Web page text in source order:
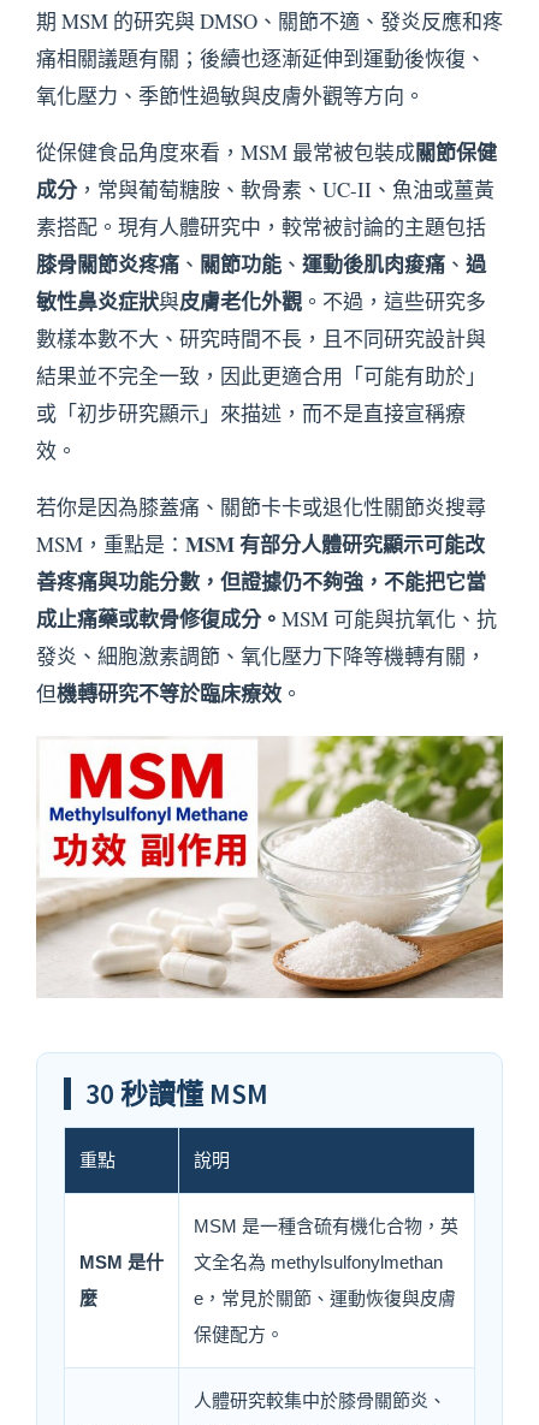
期 MSM 的研究與 DMSO、關節不適、發炎反應和疼
痛相關議題有關；後續也逐漸延伸到運動後恢復、
氧化壓力、季節性過敏與皮膚外觀等方向。
從保健食品角度來看，MSM 最常被包裝成關節保健
成分，常與葡萄糖胺、軟骨素、UC-II、魚油或薑黃
素搭配。現有人體研究中，較常被討論的主題包括
膝骨關節炎疼痛 、 關節功能 、 運動後肌肉痠痛 、 過
敏性鼻炎症狀與皮膚老化外觀 。不過，這些研究多
數樣本數不大、研究時間不長，且不同研究設計與
結果並不完全一致，因此更適合用「可能有助於」
或「初步研究顯示」來描述，而不是直接宣稱療
效。
若你是因為膝蓋痛、關節卡卡或退化性關節炎搜尋
MSM，重點是： MSM 有部分人體研究顯示可能改
善疼痛與功能分數，但證據仍不夠強，不能把它當
成止痛藥或軟骨修復成分。 MSM 可能與抗氧化、抗
發炎、細胞激素調節、氧化壓力下降等機轉有關，
但機轉研究不等於臨床療效 。
30 秒讀懂 MSM
重點 說明
MSM 是什
麼
MSM 是一種含硫有機化合物，英
文全名為 methylsulfonylmethan
e，常見於關節、運動恢復與皮膚
保健配方。
人體研究較集中於膝骨關節炎、